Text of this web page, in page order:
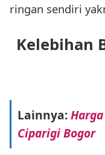
ringan sendiri
Kelebihan
Lainnya:
Ciparigi Bogor